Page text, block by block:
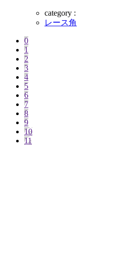
category :
レース角
0
1
2
3
4
5
6
7
8
9
10
11